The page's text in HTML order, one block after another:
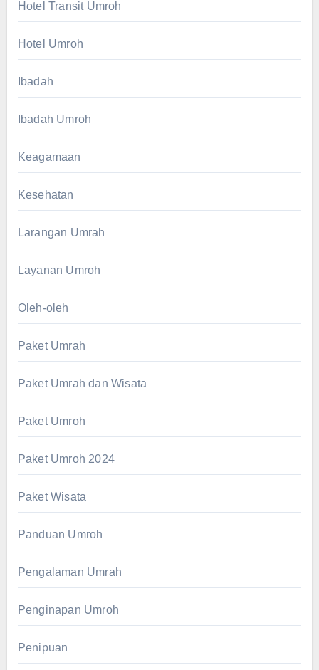
Hotel Transit Umroh
Hotel Umroh
Ibadah
Ibadah Umroh
Keagamaan
Kesehatan
Larangan Umrah
Layanan Umroh
Oleh-oleh
Paket Umrah
Paket Umrah dan Wisata
Paket Umroh
Paket Umroh 2024
Paket Wisata
Panduan Umroh
Pengalaman Umrah
Penginapan Umroh
Penipuan